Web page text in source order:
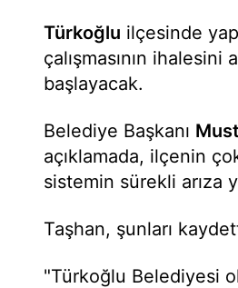
Türkoğlu ilçesinde
çalışmasının
başlayacak.
Belediye Başkanı
açıklamada, ilçenin
sistemin sürekli arıza
Taşhan, şunları
"Türkoğlu Belediyesi